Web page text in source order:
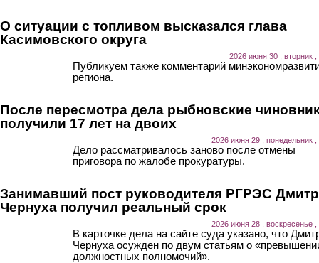
О ситуации с топливом высказался глава
Касимовского округа
2026 июня 30 , вторник ,
Публикуем также комментарий
региона.
После пересмотра дела рыбновские
получили 17 лет на двоих
2026 июня 29 , понедельник ,
Дело рассматривалось заново после отмены
приговора по жалобе прокуратуры.
Занимавший пост руководителя РГРЭС
Чернуха получил реальный срок
2026 июня 28 , воскресенье ,
В карточке дела на сайте суда указано, что
Чернуха осужден по двум статьям о
должностных полномочий».